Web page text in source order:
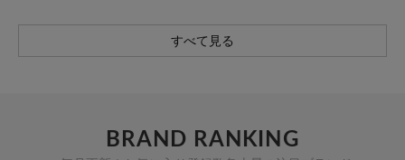
すべて見る
BRAND RANKING